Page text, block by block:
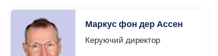
LUBING GreenTec
Маркус фон дер Ассен
Керуючий директор